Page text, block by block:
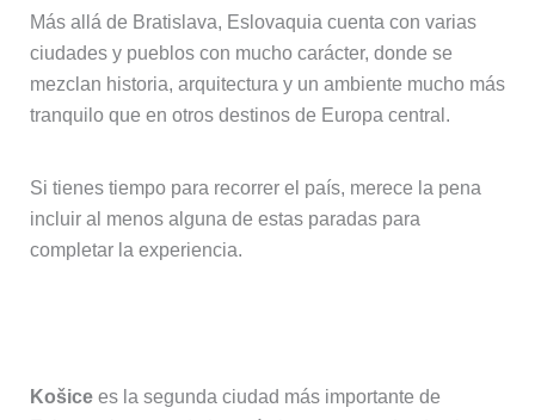
Más allá de Bratislava, Eslovaquia cuenta con varias
ciudades y pueblos con mucho carácter, donde se
mezclan historia, arquitectura y un ambiente mucho más
tranquilo que en otros destinos de Europa central.
Si tienes tiempo para recorrer el país, merece la pena
incluir al menos alguna de estas paradas para
completar la experiencia.
Košicees la segunda ciudad más importante de